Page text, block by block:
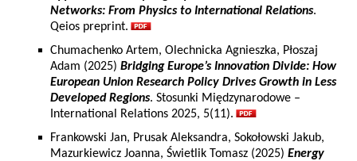
Networks: From Physics to International Relations.
Qeios preprint.
Chumachenko Artem, Olechnicka Agnieszka, Płoszaj
Adam (2025) Bridging Europe’s Innovation Divide: How
European Union Research Policy Drives Growth in Less
Developed Regions. Stosunki Międzynarodowe –
International Relations 2025, 5(11).
Frankowski Jan, Prusak Aleksandra, Sokołowski Jakub,
Mazurkiewicz Joanna, Świetlik Tomasz (2025) Energy